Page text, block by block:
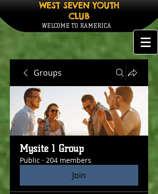
WEST SEVEN YOUTH
CLUB
WELCOME TO RAMERICA
Groups
Mysite 1 Group
Public · 204 members
Join